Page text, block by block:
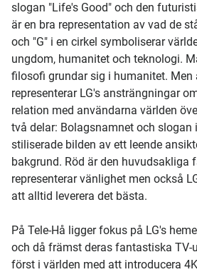
slogan "Life's Good" och den
är en bra representation av vad de
och "G" i en cirkel symboliserar
ungdom, humanitet och teknologi.
filosofi grundar sig i humanitet. Men
representerar LG's ansträngningar
relation med användarna världen
två delar: Bolagsnamnet och slogan
stiliserade bilden av ett leende
bakgrund. Röd är den huvudsakliga
representerar vänlighet men också
att alltid leverera det bästa.
På Tele-Hå ligger fokus på LG's
och då främst deras fantastiska TV-
först i världen med att introducera